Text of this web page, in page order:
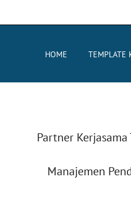
HOME TEMPLATE
Partner
Manajemen